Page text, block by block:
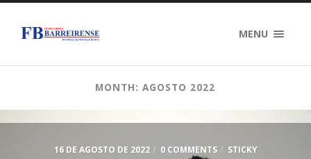
MENU
MONTH: AGOSTO 2022
16 DE AGOSTO DE 2022 / 0 COMMENTS / STICKY